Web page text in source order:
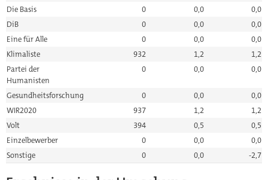
Die Basis
0 0,0
0,0
DiB
0 0,0
0,0
Eine für Alle
0 0,0
0,0
Klimaliste
932 1,2
1,2
Partei der
Humanisten
0 0,0 0,0
Gesundheitsforschung 0 0,0
0,0
WIR2020
937 1,2
1,2
Volt
394 0,5
0,5
Einzelbewerber
0 0,0
0,0
Sonstige
0 0,0 -2,7